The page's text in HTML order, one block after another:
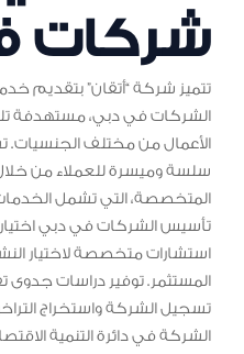
شركات
تتميز شركة “أتقان” بتقديم
الشركات في دبي، مستهدفة
الأعمال من مختلف الجنسيات.
سلسة وميسرة للعملاء من
المتخصصة، التي تشمل
تأسيس الشركات في دبي اختيار
استشارات متخصصة لاختيار
المستثمر. توفير دراسات جدوى
تسجيل الشركة واستخراج
الشركة في دائرة التنمية